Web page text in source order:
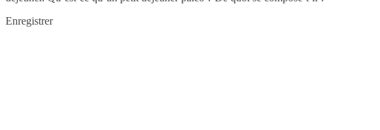
Enregistrer